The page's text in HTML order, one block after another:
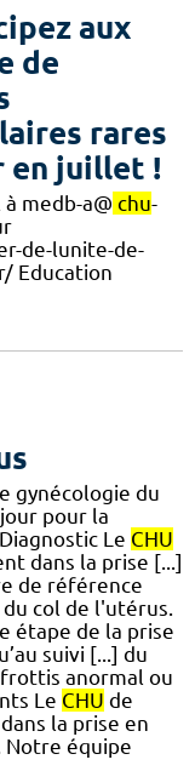
aux
de
rares
en juillet !
medb-a@ chu-
de-lunite-de-
Education
gynécologie du
pour la
Le CHU
dans la prise [...]
de référence
du col de l'utérus.
étape de la prise
suivi [...] du
anormal ou
Le CHU de
la prise en
Notre équipe